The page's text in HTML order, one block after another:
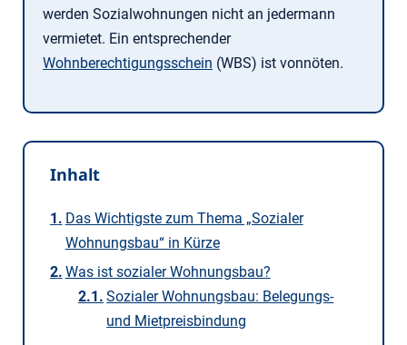
werden Sozialwohnungen nicht an jedermann
vermietet. Ein entsprechender
Wohnberechtigungsschein (WBS) ist vonnöten.
Inhalt
Das Wichtigste zum Thema „Sozialer
Wohnungsbau“ in Kürze
Was ist sozialer Wohnungsbau?
Sozialer Wohnungsbau: Belegungs-
und Mietpreisbindung